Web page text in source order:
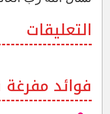
التعليقات
فوائد